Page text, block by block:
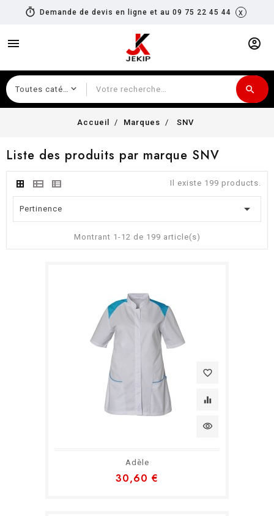
timer Demande de devis en ligne et au 09 75 22 45 44 x
menu account_circle
search
Accueil Marques SNV
Liste des produits par marque SNV
Il existe 199 products.
Pertinence 
Montrant 1-12 de 199 article(s)
favorite_border
equalizer
visibility
Adèle
30,60 €